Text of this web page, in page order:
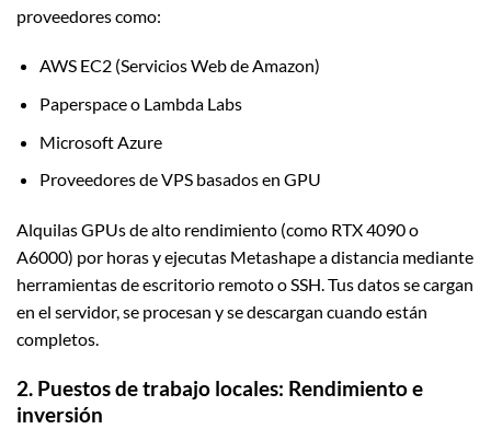
proveedores como:
AWS EC2 (Servicios Web de Amazon)
Paperspace o Lambda Labs
Microsoft Azure
Proveedores de VPS basados en GPU
Alquilas GPUs de alto rendimiento (como RTX 4090 o
A6000) por horas y ejecutas Metashape a distancia mediante
herramientas de escritorio remoto o SSH. Tus datos se cargan
en el servidor, se procesan y se descargan cuando están
completos.
2. Puestos de trabajo locales: Rendimiento e
inversión